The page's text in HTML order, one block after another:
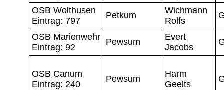
OSB Wolthusen
Eintrag: 797
Petkum
Wichmann
Rolfs
OSB Marienwehr
Eintrag: 92
Pewsum
Evert
Jacobs
OSB Canum
Eintrag: 240
Pewsum
Harm
Geelts